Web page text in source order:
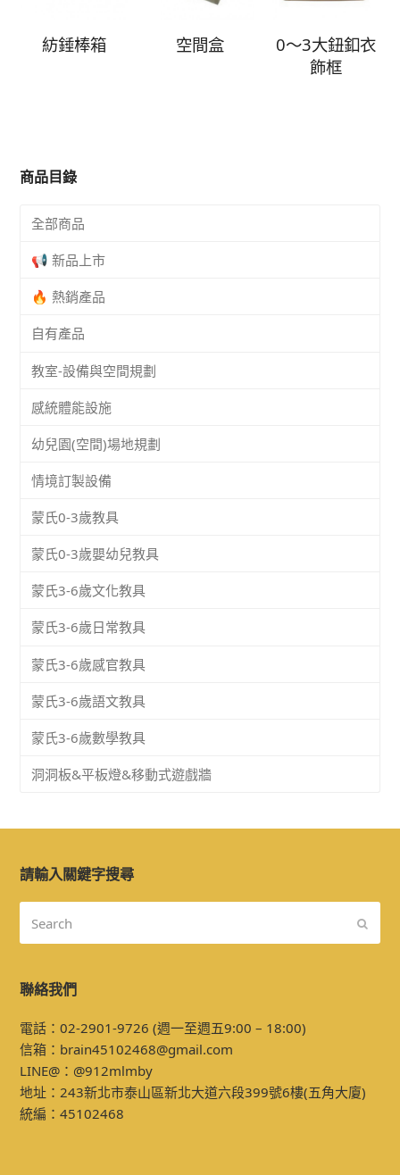
紡錘棒箱 空間盒
0～3大鈕釦衣
飾框
商品目錄
全部商品
📢 新品上市
🔥 熱銷產品
自有產品
教室-設備與空間規劃
感統體能設施
幼兒園(空間)場地規劃
情境訂製設備
蒙氏0-3歲教具
蒙氏0-3歲嬰幼兒教具
蒙氏3-6歲文化教具
蒙氏3-6歲日常教具
蒙氏3-6歲感官教具
蒙氏3-6歲語文教具
蒙氏3-6歲數學教具
洞洞板&平板燈&移動式遊戲牆
請輸入關鍵字搜尋
聯絡我們
電話：02-2901-9726 (週一至週五9:00 – 18:00)
信箱： brain45102468@gmail.com
LINE@： @912mlmby
地址：243新北市泰山區新北大道六段399號6樓(五角大廈)
統編：45102468